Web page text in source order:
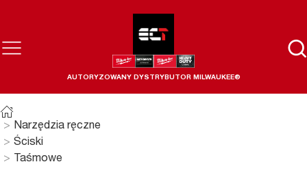
AUTORYZOWANY DYSTRYBUTOR MILWAUKEE®
Narzędzia ręczne
Ściski
Taśmowe